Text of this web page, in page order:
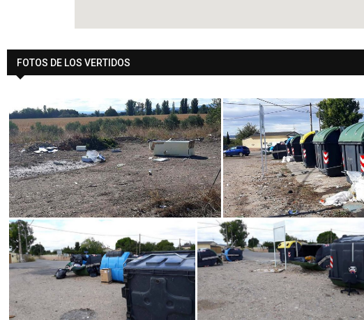
FOTOS DE LOS VERTIDOS